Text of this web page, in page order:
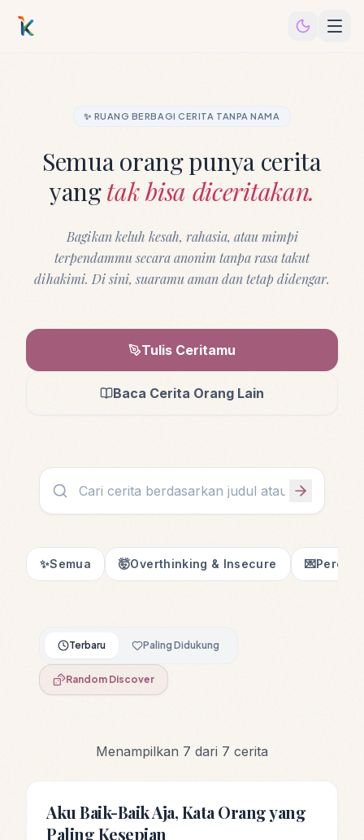
✨ RUANG BERBAGI CERITA TANPA NAMA
Semua orang punya cerita
yangtak bisa diceritakan.
Bagikan keluh kesah, rahasia, atau mimpi
terpendammu secara anonim tanpa rasa takut
dihakimi. Di sini, suaramu aman dan tetap didengar.
Tulis Ceritamu
Baca Cerita Orang Lain
✨Semua 🤯Overthinking & Insecure 💌
Terbaru Paling Didukung
Random Discover
Menampilkan 7 dari 7 cerita
Aku Baik-Baik Aja, Kata Orang yang
Paling Kesepian